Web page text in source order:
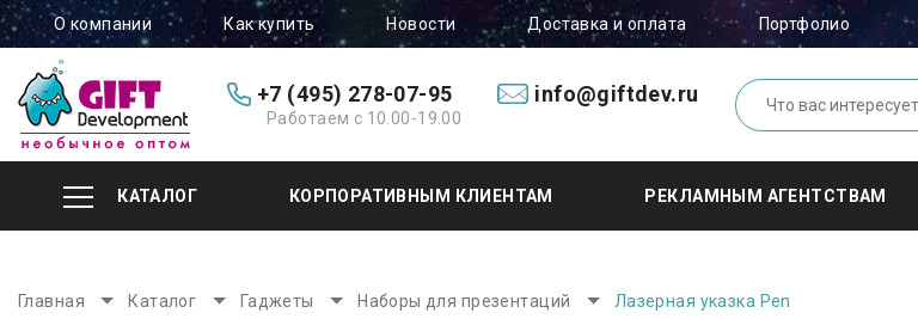
О компании Как купить Новости Доставка и оплата Портфолио
+7 (495) 278-07-95
Работаем с 10.00-19.00
info@giftdev.ru
КАТАЛОГ КОРПОРАТИВНЫМ КЛИЕНТАМ РЕКЛАМНЫМ АГЕНТСТВАМ
Главная Каталог Гаджеты Наборы для презентаций Лазерная указка Pen